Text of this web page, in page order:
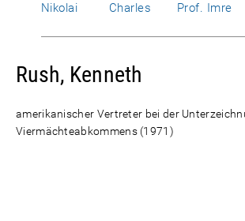
Nikolai
Charles
Prof. Imre
Rush, Kenneth
amerikanischer Vertreter bei der
Viermächteabkommens (1971)